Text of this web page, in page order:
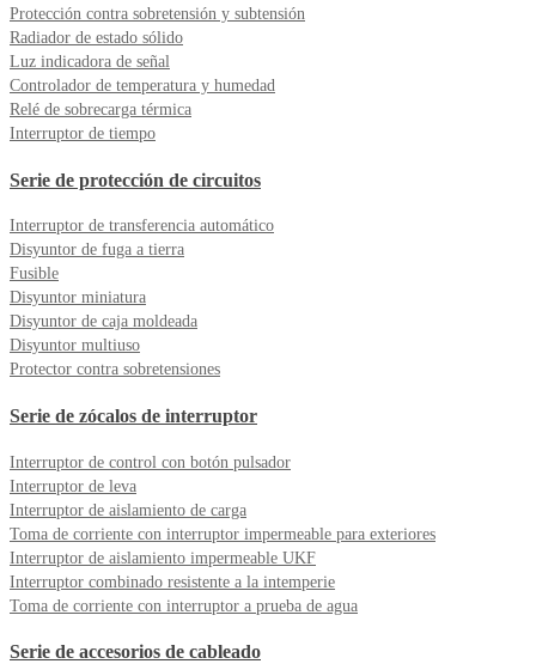
Protección contra sobretensión y subtensión
Radiador de estado sólido
Luz indicadora de señal
Controlador de temperatura y humedad
Relé de sobrecarga térmica
Interruptor de tiempo
Serie de protección de circuitos
Interruptor de transferencia automático
Disyuntor de fuga a tierra
Fusible
Disyuntor miniatura
Disyuntor de caja moldeada
Disyuntor multiuso
Protector contra sobretensiones
Serie de zócalos de interruptor
Interruptor de control con botón pulsador
Interruptor de leva
Interruptor de aislamiento de carga
Toma de corriente con interruptor impermeable para exteriores
Interruptor de aislamiento impermeable UKF
Interruptor combinado resistente a la intemperie
Toma de corriente con interruptor a prueba de agua
Serie de accesorios de cableado